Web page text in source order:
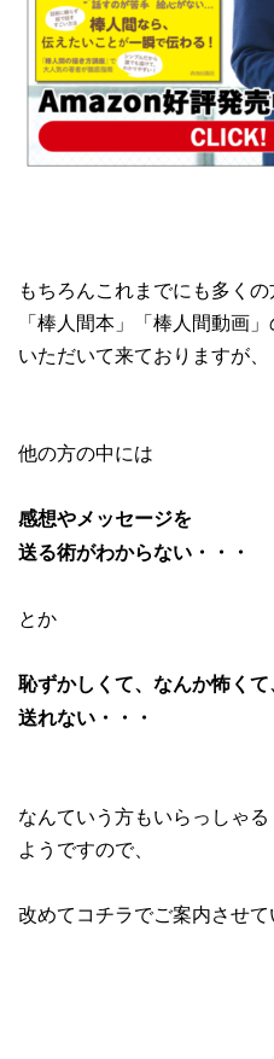
もちろんこれまでにも多くの
「棒人間本」「棒人間動画
いただいて来ておりますが、
他の方の中には
感想やメッセージを
送る術がわからない・・・
とか
恥ずかしくて、なんか怖くて
送れない・・・
なんていう方もいらっしゃる
ようですので、
改めてコチラでご案内させて